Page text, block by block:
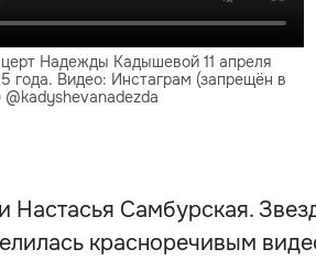
Надежды Кадышевой 11 апреля
года. Видео: Инстаграм (запрещён в
Настасья Самбурская.
красноречивым